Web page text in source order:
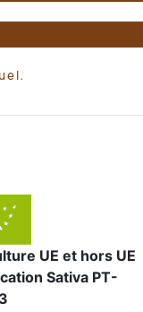
UE et hors UE
Sativa PT-